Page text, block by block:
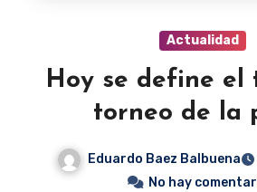
Actualidad
Hoy se define el
torneo de la
Eduardo Baez Balbuena
No hay